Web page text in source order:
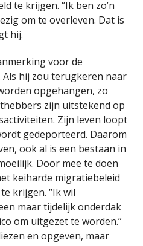
te krijgen. “Ik ben zo’n
om te overleven. Dat is
hij.
voor de
Als hij zou terugkeren naar
opgehangen, zo
zijn uitstekend op
Zijn leven loopt
gedeporteerd. Daarom
ook al is een bestaan in
Door mee te doen
keiharde migratiebeleid
krijgen. “Ik wil
maar tijdelijk onderdak
om uitgezet te worden.”
en opgeven, maar